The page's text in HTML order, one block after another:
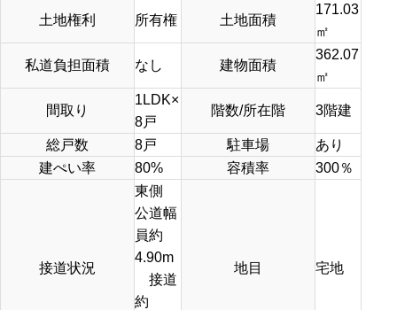
土地権利 所有権 土地面積
171.03
㎡
私道負担面積 なし 建物面積
362.07
㎡
間取り
1LDK×
8戸
階数/所在階 3階建
総戸数 8戸 駐車場
あり
建ぺい率
80% 容積率 300％
接道状況
東側
公道幅
員約
4.90m
接道
約
地目 宅地